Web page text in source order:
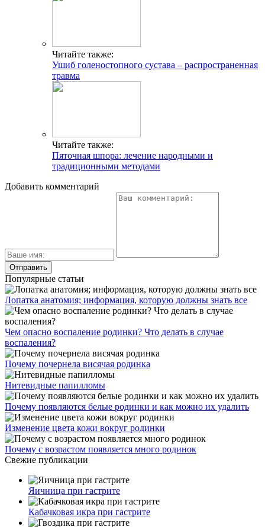
Читайте также:
Ушиб голеностопного сустава – распространенная
травма
Читайте также:
Пяточная шпора: лечение народными и
традиционными методами
Добавить комментарий
Популярные статьи
Лопатка анатомия; информация, которую должны знать все
Чем опасно воспаление родинки? Что делать в случае
воспаления?
Почему почернела висячая родинка
Нитевидные папилломы
Почему появляются белые родинки и как можно их удалить
Изменение цвета кожи вокруг родинки
Почему с возрастом появляется много родинок
Свежие публикации
Яичница при гастрите
Кабачковая икра при гастрите